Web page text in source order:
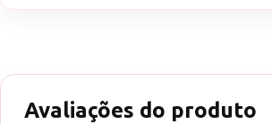
Avaliações do produto